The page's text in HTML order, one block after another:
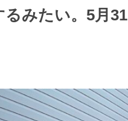
みたい。5月